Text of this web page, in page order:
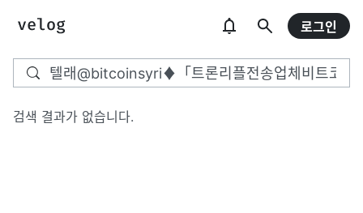
로그인
검색 결과가 없습니다.